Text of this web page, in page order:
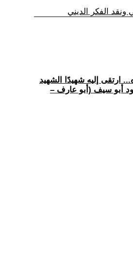
ونقد الفكر الديني
ارتقى إليه شهيدًا الشهيد
أبو سيف (أبو عارف –